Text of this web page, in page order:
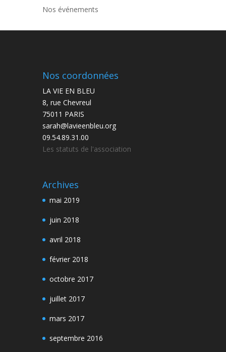
Nos événements
Nos coordonnées
LA VIE EN BLEU
8, rue Chevreul
75011 PARIS
sarah@lavieenbleu.org
09.54.89.31.00
Les statuts de l'association
Archives
mai 2019
juin 2018
avril 2018
février 2018
octobre 2017
juillet 2017
mars 2017
septembre 2016